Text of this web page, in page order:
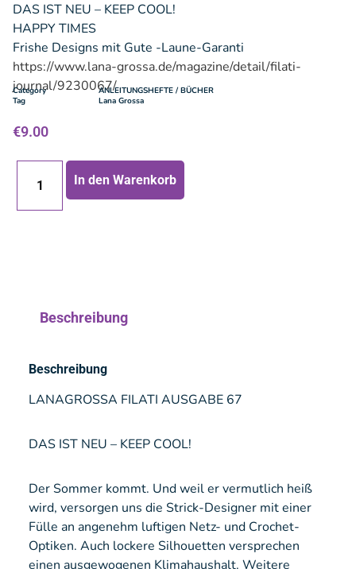
DAS IST NEU – KEEP COOL!
HAPPY TIMES
Frishe Designs mit Gute -Laune-Garanti
https://www.lana-grossa.de/magazine/detail/filati-
journal/9230067/
Category
ANLEITUNGSHEFTE / BÜCHER
Tag
Lana Grossa
€9.00
In den Warenkorb
Beschreibung
Beschreibung
LANAGROSSA FILATI AUSGABE 67
DAS IST NEU – KEEP COOL!
Der Sommer kommt. Und weil er vermutlich heiß
wird, versorgen uns die Strick-Designer mit einer
Fülle an angenehm luftigen Netz- und Crochet-
Optiken. Auch lockere Silhouetten versprechen
einen ausgewogenen Klimahaushalt. Weitere